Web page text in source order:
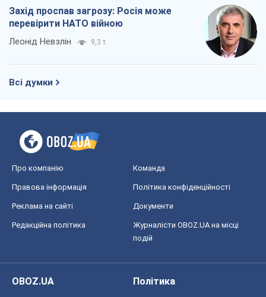
Захід проспав загрозу: Росія може
перевірити НАТО війною
Леонід Невзлін 9,3 т.
Всі думки
Про компанію Команда
Правова інформація Політика конфіденційності
Реклама на сайті Документи
Редакційна політика
Журналісти OBOZ.UA на місці
подій
OBOZ.UA
Політика